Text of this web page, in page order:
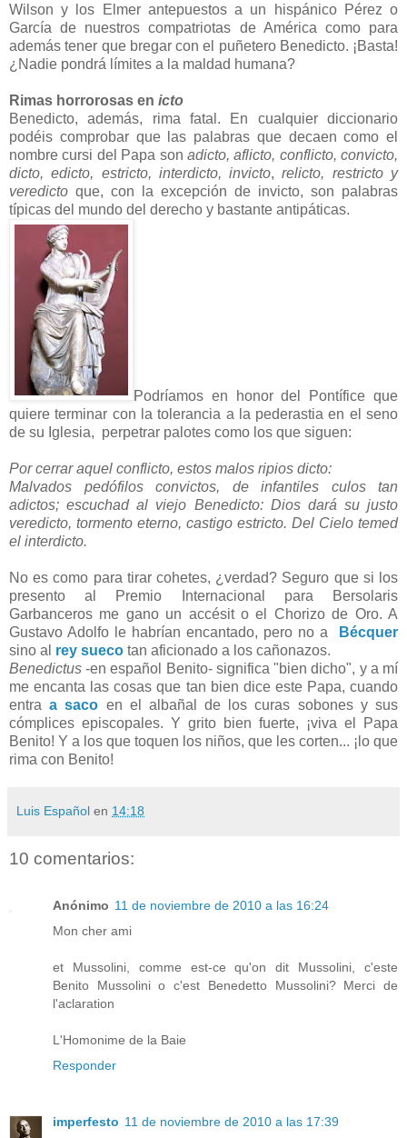
Wilson y los Elmer antepuestos a un hispánico Pérez o
García de nuestros compatriotas de América como para
además tener que bregar con el puñetero Benedicto. ¡Basta!
¿Nadie pondrá límites a la maldad humana?
Rimas horrorosas en icto
Benedicto, además, rima fatal. En cualquier diccionario
podéis comprobar que las palabras que decaen como el
nombre cursi del Papa son adicto, aflicto, conflicto, convicto,
dicto, edicto, estricto, interdicto, invicto,relicto, restricto y
veredicto que, con la excepción de invicto, son palabras
típicas del mundo del derecho y bastante antipáticas.
Podríamos en honor del Pontífice que
quiere terminar con la tolerancia a la pederastia en el seno
de su Iglesia, perpetrar palotes como los que siguen:
Por cerrar aquel conflicto, estos malos ripios dicto:
Malvados pedófilos convictos, de infantiles culos tan
adictos; escuchad al viejo Benedicto: Dios dará su justo
veredicto, tormento eterno, castigo estricto. Del Cielo temed
el interdicto.
No es como para tirar cohetes, ¿verdad? Seguro que si los
presento al Premio Internacional para Bersolaris
Garbanceros me gano un accésit o el Chorizo de Oro. A
Gustavo Adolfo le habrían encantado, pero no a
Bécquer
sino al rey sueco tan aficionado a los cañonazos.
Benedictus -en español Benito- significa "bien dicho", y a mí
me encanta las cosas que tan bien dice este Papa, cuando
entraa saco en el albañal de los curas sobones y sus
cómplices episcopales. Y grito bien fuerte, ¡viva el Papa
Benito! Y a los que toquen los niños, que les corten... ¡lo que
rima con Benito!
Luis Español en 14:18
10 comentarios:
Anónimo 11 de noviembre de 2010 a las 16:24
Mon cher ami
et Mussolini, comme est-ce qu'on dit Mussolini, c'este
Benito Mussolini o c'est Benedetto Mussolini? Merci de
l'aclaration
L'Homonime de la Baie
Responder
imperfesto 11 de noviembre de 2010 a las 17:39